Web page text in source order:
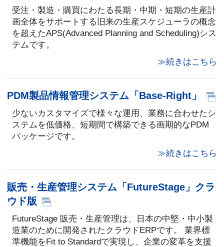
受注・製造・購買にわたる長期・中期・短期の生産計
画全体をサポートする旧来の生産スケジューラの概念
を超えたAPS(Advanced Planning and Scheduling)シス
テムです。
≫続きはこちら
PDM製品情報管理システム「Base-Right」
少ないカスタマイズで様々な運用、業務に合わせたシ
ステムを低価格、短期間で構築できる画期的なPDM
パッケージです。
≫続きはこちら
販売・生産管理システム「FutureStage」クラ
ウド版
FutureStage 販売・生産管理は、日本の中堅・中小製
造業のために開発されたクラウドERPです。 業界標
準機能をFit to Standardで実現し、企業の変革を支援